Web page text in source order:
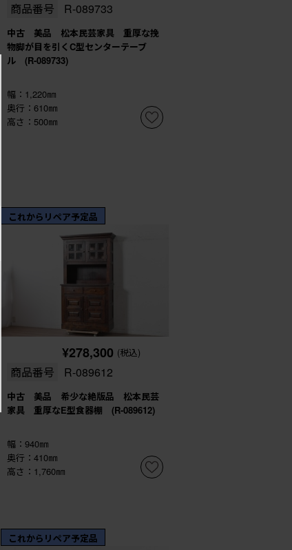
商品番号 R-089733
中古 美品 松本民芸家具 重厚な挽
物脚が目を引くC型センターテーブ
ル (R-089733)
幅：1,220㎜
奥行：610㎜
高さ：500㎜
これからリペア予定品
¥278,300 (税込)
商品番号 R-089612
中古 美品 希少な絶版品 松本民芸
家具 重厚なE型食器棚 (R-089612)
幅：940㎜
奥行：410㎜
高さ：1,760㎜
これからリペア予定品